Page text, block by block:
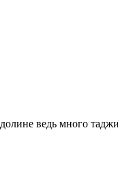
ведь много